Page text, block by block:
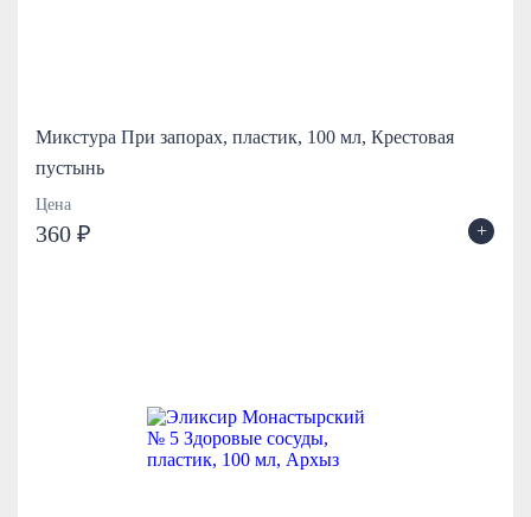
Микстура При запорах, пластик, 100 мл, Крестовая
пустынь
Цена
360 ₽ +